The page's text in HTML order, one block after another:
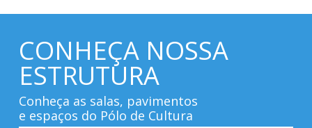
CONHEÇA NOSSA
ESTRUTURA
Conheça as salas, pavimentos
e espaços do Pólo de Cultura